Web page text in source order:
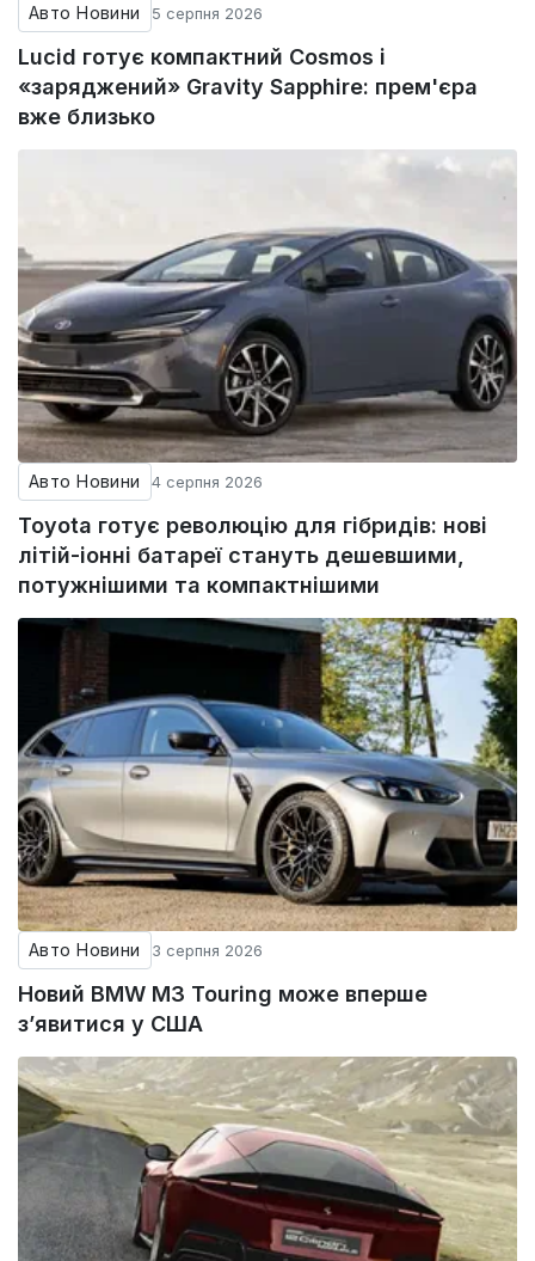
Авто Новини 5 серпня 2026
Lucid готує компактний Cosmos і
«заряджений» Gravity Sapphire: прем'єра
вже близько
Авто Новини 4 серпня 2026
Toyota готує революцію для гібридів: нові
літій-іонні батареї стануть дешевшими,
потужнішими та компактнішими
Авто Новини 3 серпня 2026
Новий BMW M3 Touring може вперше
з’явитися у США